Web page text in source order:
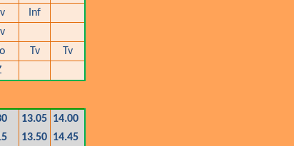
Inf
Tv
Tv
13.05 14.00
13.50 14.45